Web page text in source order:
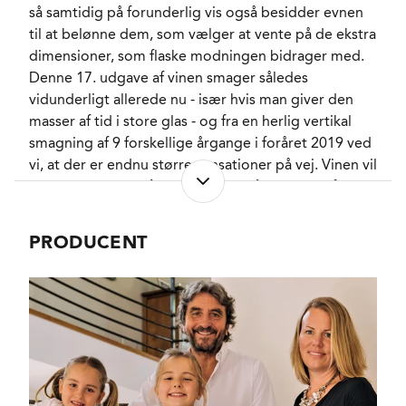
FORVENTET HOLDBARHED
15-18 år fra høståret.
SERVERINGS-TEMPERATUR
15 - 17°C
EMBALLAGETYPE
Flaske (75 cl)
FINE WINE
Ja
221370
NØGLEORD Kirsebær, Kirsch, Rose,
KARAKTERISTIKA
Tør
VINIFIKATION
FLASKELAGRING
Balsamico, Tjære,
Skovbund, Læder
så samtidig på forunderlig vis også besidder evnen
til at belønne dem, som vælger at vente på de ekstra
dimensioner, som flaske modningen bidrager med.
Denne 17. udgave af vinen smager således
vidunderligt allerede nu - især hvis man giver den
masser af tid i store glas - og fra en herlig vertikal
smagning af 9 forskellige årgange i foråret 2019 ved
vi, at der er endnu større sensationer på vej. Vinen vil
ubesværet klare både 10, 15 og måske endnu flere
Druerne kommer fra 3 hektar på den stejle
sig fra 250 til 325 meter op mod udsigtspunktet
Bricco di Treiso. Der er tale om en af de fineste
"crus", der er medtaget i den officielle "Le Menzioni
del Comune di Barbaresco.", og her har Rivetti-
brødrene arbejdet efter bæredygtige principper
PRODUCENT